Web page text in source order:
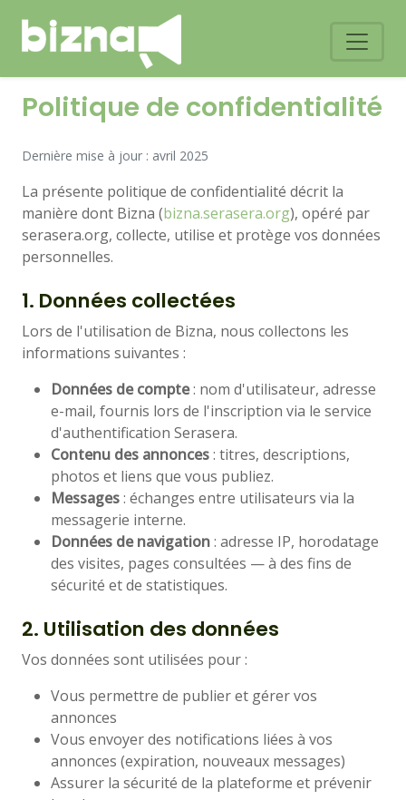
Politique de confidentialité
Dernière mise à jour : avril 2025
La présente politique de confidentialité décrit la
manière dont Bizna (bizna.serasera.org), opéré par
serasera.org, collecte, utilise et protège vos données
personnelles.
1. Données collectées
Lors de l'utilisation de Bizna, nous collectons les
informations suivantes :
Données de compte: nom d'utilisateur, adresse
e-mail, fournis lors de l'inscription via le service
d'authentification Serasera.
Contenu des annonces: titres, descriptions,
photos et liens que vous publiez.
Messages: échanges entre utilisateurs via la
messagerie interne.
Données de navigation: adresse IP, horodatage
des visites, pages consultées — à des fins de
sécurité et de statistiques.
2. Utilisation des données
Vos données sont utilisées pour :
Vous permettre de publier et gérer vos
annonces
Vous envoyer des notifications liées à vos
annonces (expiration, nouveaux messages)
Assurer la sécurité de la plateforme et prévenir